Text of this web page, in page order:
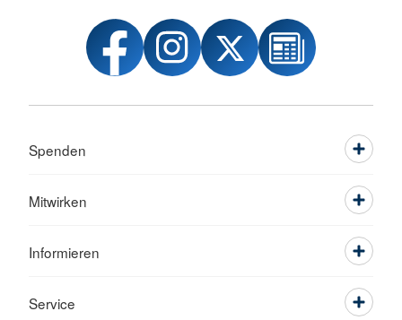
Spenden
Mitwirken
Informieren
Service